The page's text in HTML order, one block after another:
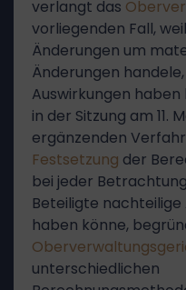
verlangt das
vorliegenden Fall,
Änderungen um
Änderungen
Auswirkungen haben
in der Sitzung am 11.
ergänzenden
Festsetzung der
bei jeder
Beteiligte nachteilige
haben könne,
unterschiedlichen